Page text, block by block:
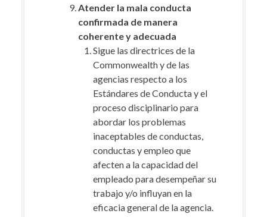
Atender la mala conducta
confirmada de manera
coherente y adecuada
Sigue las directrices de la
Commonwealth y de las
agencias respecto a los
Estándares de Conducta y el
proceso disciplinario para
abordar los problemas
inaceptables de conductas,
conductas y empleo que
afecten a la capacidad del
empleado para desempeñar su
trabajo y/o influyan en la
eficacia general de la agencia.